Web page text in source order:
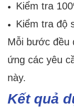
Kiểm tra
Kiểm tra độ
Mỗi bước đều
ứng các yêu
này.
Kết quả